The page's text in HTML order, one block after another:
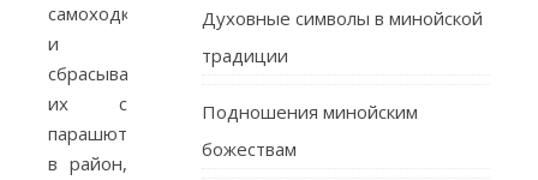
самоходки,
и
сбрасывать
их с
парашютами
в район,
Духовные символы в минойской
традиции
Подношения минойским
божествам